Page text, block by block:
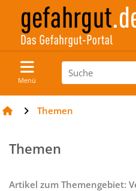
Menü
Themen
Themen
Artikel zum Themengebiet: